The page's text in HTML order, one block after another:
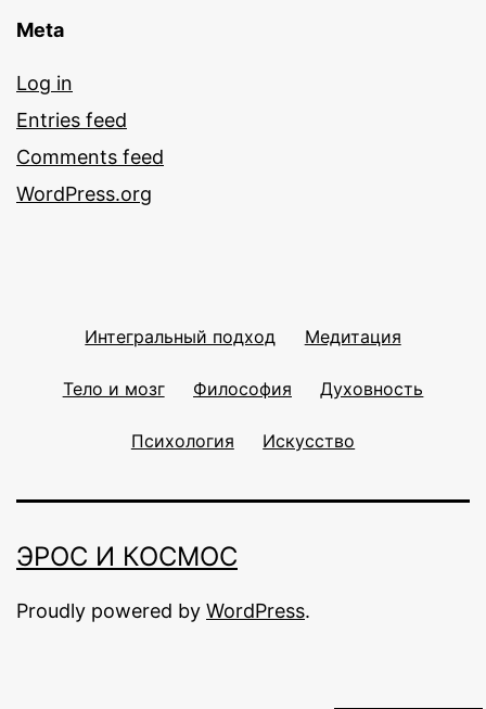
Meta
Log in
Entries feed
Comments feed
WordPress.org
Интегральный подход Медитация
Тело и мозг Философия Духовность
Психология Искусство
ЭРОС И КОСМОС
Proudly powered by WordPress.